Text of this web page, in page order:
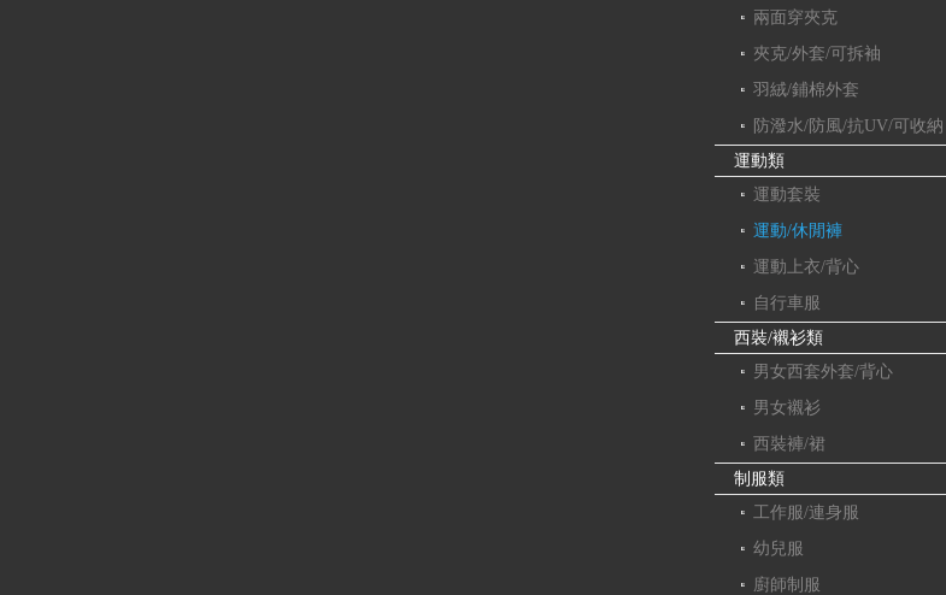
兩面穿夾克
夾克/外套/可拆袖
羽絨/鋪棉外套
防潑水/防風/抗UV/可收納
運動類
運動套裝
運動/休閒褲
運動上衣/背心
自行車服
西裝/襯衫類
男女西套外套/背心
男女襯衫
西裝褲/裙
制服類
工作服/連身服
幼兒服
廚師制服